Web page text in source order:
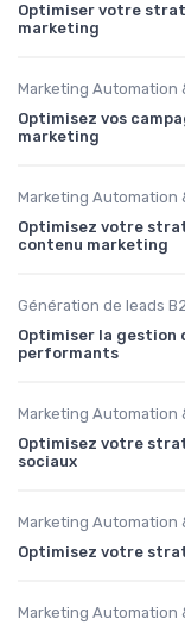
Optimiser votre
marketing
Marketing Automation
Optimisez vos
marketing
Marketing Automation
Optimisez votre
contenu marketing
Génération de leads
Optimiser la gestion
performants
Marketing Automation
Optimisez votre
sociaux
Marketing Automation
Optimisez votre
Marketing Automation